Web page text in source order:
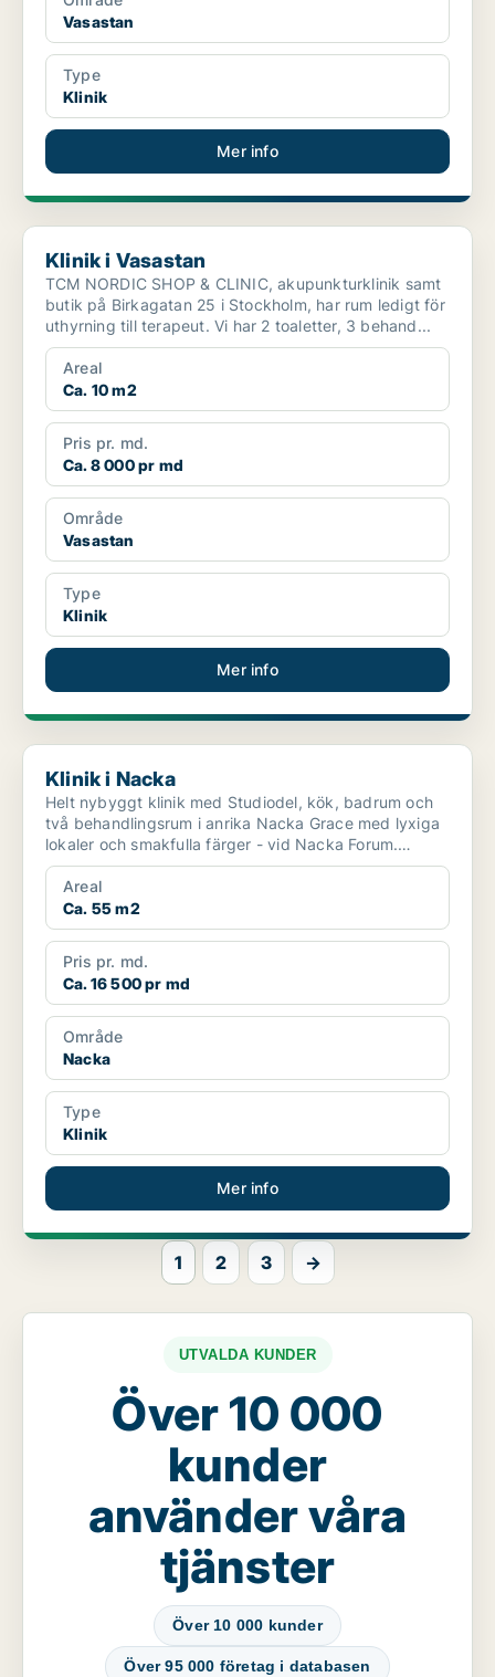
Vasastan
Type
Klinik
Mer info
Klinik i Vasastan
Klinik i Vasastan
TCM NORDIC SHOP & CLINIC, akupunkturklinik samt
butik på Birkagatan 25 i Stockholm, har rum ledigt för
uthyrning till terapeut. Vi har 2 toaletter, 3 behand...
Areal
Ca. 10 m2
Pris pr. md.
Ca. 8 000 pr md
Område
Vasastan
Type
Klinik
Mer info
Klinik i Nacka
Klinik i Nacka
Helt nybyggt klinik med Studiodel, kök, badrum och
två behandlingsrum i anrika Nacka Grace med lyxiga
lokaler och smakfulla färger - vid Nacka Forum.
Komplet...
Areal
Ca. 55 m2
Pris pr. md.
Ca. 16 500 pr md
Område
Nacka
Type
Klinik
Mer info
1 2 3 →
UTVALDA KUNDER
Över 10 000
kunder
använder våra
tjänster
Över 10 000 kunder
Över 95 000 företag i databasen